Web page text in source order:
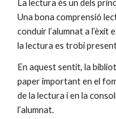
La lectura és un dels
Una bona comprensió
conduir l’alumnat a
la lectura es trobi
En aquest sentit, la
paper important en el
de la lectura i en la
l’alumnat.